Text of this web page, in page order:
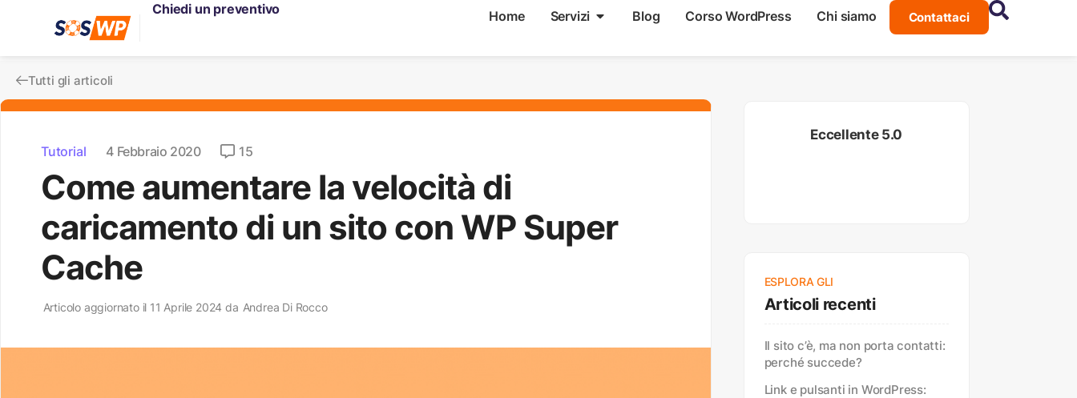
Home Servizi Blog Corso WordPress Chi siamo Contattaci
Chiedi un preventivo
Tutti gli articoli
Tutorial 4 Febbraio 2020 15
Come aumentare la velocità di
caricamento di un sito con WP Super
Cache
Articolo aggiornato il 11 Aprile 2024 da Andrea Di Rocco
Eccellente 5.0
ESPLORA GLI
Articoli recenti
Il sito c’è, ma non porta contatti:
perché succede?
Link e pulsanti in WordPress: